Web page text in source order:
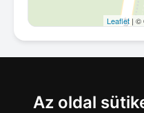
Az oldal
Leaflet | ©